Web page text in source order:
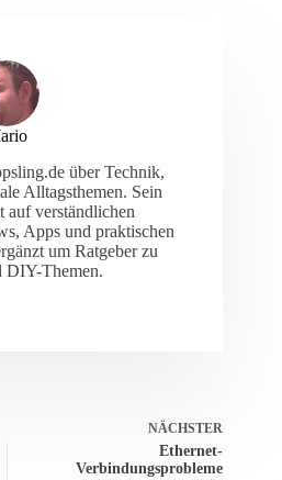
über Technik,
Alltagsthemen. Sein
auf verständlichen
Apps und praktischen
um Ratgeber zu
DIY-Themen.
NÄCHSTER
Ethernet-
Verbindungsprobleme